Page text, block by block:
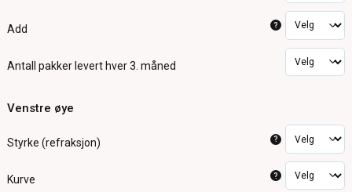
Add ?
Antall pakker levert hver 3. måned
Venstre øye
Styrke (refraksjon) ?
Kurve ?